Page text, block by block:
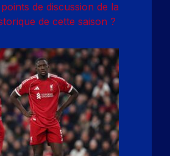
de discussion de la
de cette saison ?